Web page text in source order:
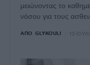
μειώνοντας το
νόσου για τους
ΑΠΌ GLYKOULI 13